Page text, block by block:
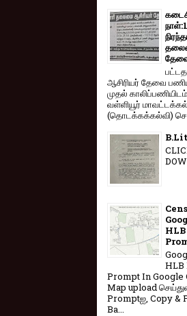
ஆசிரியர் தேவை
முதல்
வள்ளியூர்
(தொடக்கக்கல்வி)
HLB
HLB
Prompt In Google
Map upload
Promptஐ, Copy &
Ba...